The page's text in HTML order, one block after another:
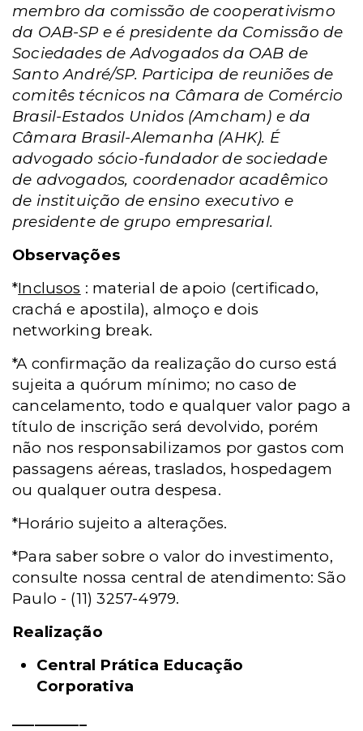
membro da comissão de cooperativismo
da OAB-SP e é presidente da Comissão de
Sociedades de Advogados da OAB de
Santo André/SP. Participa de reuniões de
comitês técnicos na Câmara de Comércio
Brasil-Estados Unidos (Amcham) e da
Câmara Brasil-Alemanha (AHK). É
advogado sócio-fundador de sociedade
de advogados, coordenador acadêmico
de instituição de ensino executivo e
presidente de grupo empresarial.
Observações
*Inclusos : material de apoio (certificado,
crachá e apostila), almoço e dois
networking break.
*A confirmação da realização do curso está
sujeita a quórum mínimo; no caso de
cancelamento, todo e qualquer valor pago a
título de inscrição será devolvido, porém
não nos responsabilizamos por gastos com
passagens aéreas, traslados, hospedagem
ou qualquer outra despesa.
*Horário sujeito a alterações.
*Para saber sobre o valor do investimento,
consulte nossa central de atendimento: São
Paulo - (11) 3257-4979.
Realização
Central Prática Educação
Corporativa